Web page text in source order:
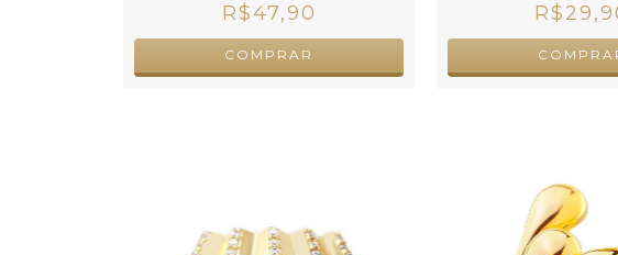
R$47,90
COMPRAR